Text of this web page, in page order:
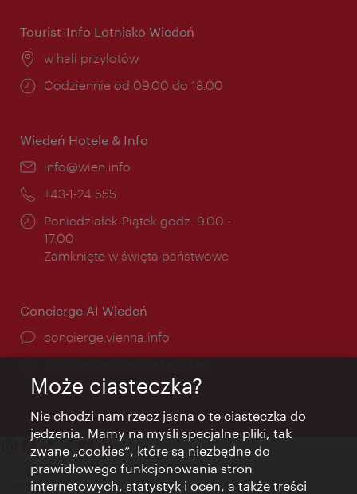
Tourist-Info Lotnisko Wiedeń
Miejsce:
w hali przylotów
Godziny
Codziennie od 09.00 do 18.00
Wiedeń Hotele & Info
E-
info@wien.info
Telefon:
+43-1-24 555
Godziny
otwarcia:
Poniedziałek-Piątek godz. 9.00 -
17.00
Zamknięte w święta państwowe
Concierge AI Wiedeń
concierge.vienna.info
Kontakt
Credits
Może ciasteczka?
Nie chodzi nam rzecz jasna o te ciasteczka do
jedzenia. Mamy na myśli specjalne pliki, tak
zwane „cookies”, które są niezbędne do
prawidłowego funkcjonowania stron
internetowych, statystyk i ocen, a także treści